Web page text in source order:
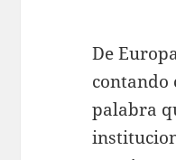
De
contando
palabra